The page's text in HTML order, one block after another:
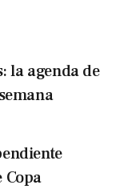
la agenda de